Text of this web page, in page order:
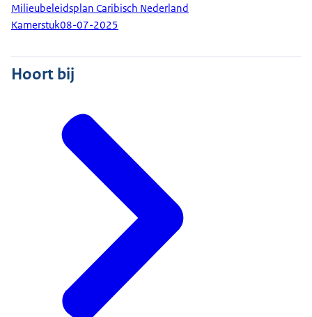
Milieubeleidsplan Caribisch Nederland
Kamerstuk08-07-2025
Hoort bij